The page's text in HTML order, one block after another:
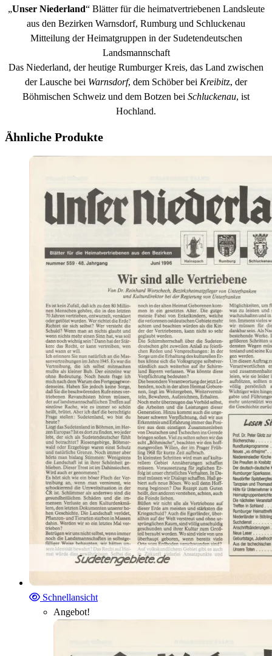
„Unser Niederland“ Blätter für die heimatvertriebenen Landsleute
aus den Bezirken Warnsdorf, Rumburg und Schluckenau
Mitteilung der Heimatgruppen in der Sudetendeutschen
Landsmannschaft
Das Niederland, der heutige Rumburger Kreis, das Land zwischen
der Lausche bei Warnsdorf, dem Schöber bei Kreibitz, der
Böhmischen Schweiz und dem Botzen bei Schluckenau, ist
Hochland.
Ähnliche Produkte
Schnellansicht
Angebot!